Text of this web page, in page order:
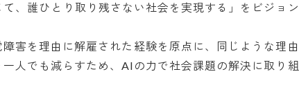
て、誰ひとり取り残さない社会を実現する」をビジョン
害を理由に解雇された経験を原点に、同じような理由
人でも減らすため、AIの力で社会課題の解決に取り組